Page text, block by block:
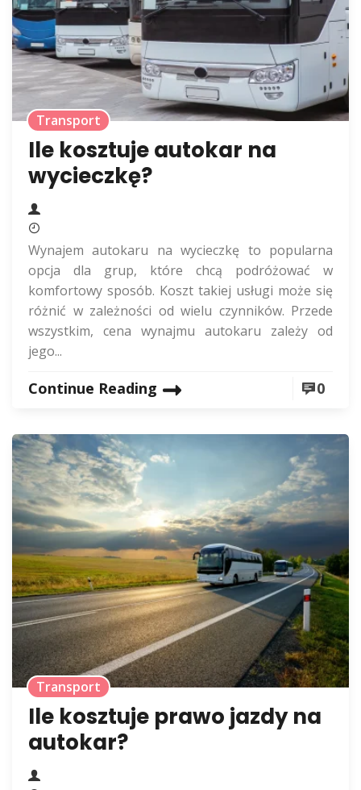
Transport
Ile kosztuje autokar na
wycieczkę?
Wynajem autokaru na wycieczkę to popularna
opcja dla grup, które chcą podróżować w
komfortowy sposób. Koszt takiej usługi może się
różnić w zależności od wielu czynników. Przede
wszystkim, cena wynajmu autokaru zależy od
jego...
Continue Reading 0
Transport
Ile kosztuje prawo jazdy na
autokar?